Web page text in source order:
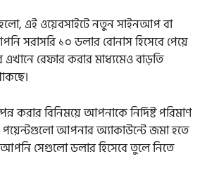
হলো, এই ওয়েবসাইটে নতুন সাইনআপ বা
সরাসরি ১০ ডলার বোনাস হিসেবে পেয়ে
এখানে রেফার করার মাধ্যমেও বাড়তি
করার বিনিময়ে আপনাকে নির্দিষ্ট পরিমাণ
পয়েন্টগুলো আপনার অ্যাকাউন্টে জমা হতে
সেগুলো ডলার হিসেবে তুলে নিতে